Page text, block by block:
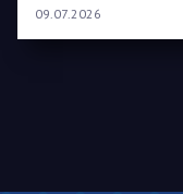
09.07.2026